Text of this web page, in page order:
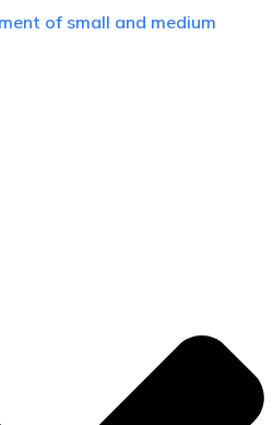
of small and medium